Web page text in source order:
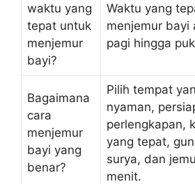
waktu yang
tepat untuk
menjemur
bayi?
Waktu yang
menjemur bayi
pagi hingga
Bagaimana
cara
menjemur
bayi yang
benar?
Pilih tempat
nyaman,
perlengkapan,
yang tepat,
surya, dan
menit.